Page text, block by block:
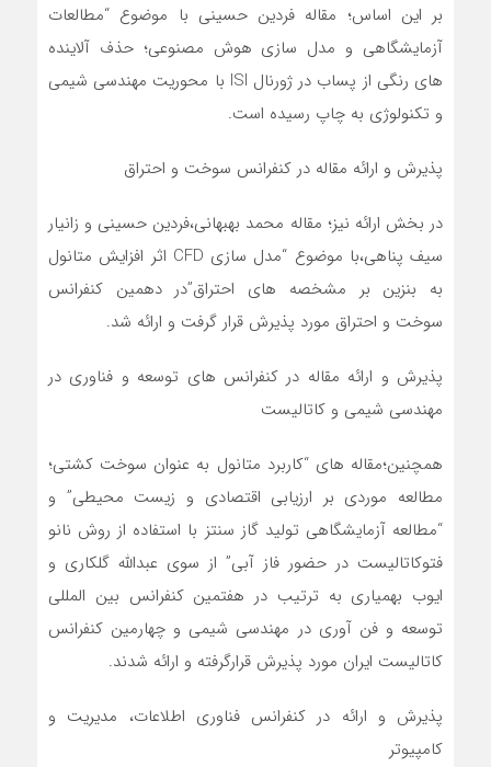
بر این اساس؛ مقاله فردین حسینی با موضوع “مطالعات
آزمایشگاهی و مدل سازی هوش مصنوعی؛ حذف آلاینده
های رنگی از پساب در ژورنال ISI با محوریت مهندسی شیمی
و تکنولوژی به چاپ رسیده است.
پذیرش و ارائه مقاله در کنفرانس سوخت و احتراق
در بخش ارائه نیز؛ مقاله محمد بهبهانی،فردین حسینی و زانیار
سیف پناهی،با موضوع “مدل سازی CFD اثر افزایش متانول
به بنزین بر مشخصه های احتراق”در دهمین کنفرانس
سوخت و احتراق مورد پذیرش قرار گرفت و ارائه شد.
پذیرش و ارائه مقاله در کنفرانس های توسعه و فناوری در
مهندسی شیمی و کاتالیست
همچنین؛مقاله های “کاربرد متانول به عنوان سوخت کشتی؛
مطالعه موردی بر ارزیابی اقتصادی و زیست محیطی” و
“مطالعه آزمایشگاهی تولید گاز سنتز با استفاده از روش نانو
فتوکاتالیست در حضور فاز آبی” از سوی عبدالله گلکاری و
ایوب بهمیاری به ترتیب در هفتمین کنفرانس بین المللی
توسعه و فن آوری در مهندسی شیمی و چهارمین کنفرانس
کاتالیست ایران مورد پذیرش قرار‌گرفته و ارائه شدند.
پذیرش و ارائه در کنفرانس فناوری اطلاعات، مدیریت و
کامپیوتر